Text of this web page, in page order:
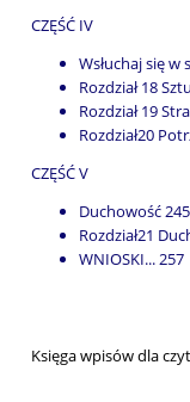
CZĘŚĆ IV
Wsłuchaj się w
Rozdział 18
Rozdział 19
Rozdział20
CZĘŚĆ V
Duchowość 245
Rozdział21
WNIOSKI... 257
Księga wpisów dla